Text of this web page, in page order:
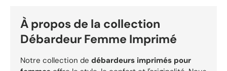
À propos de la collection
Débardeur Femme Imprimé
Notre collection de débardeurs imprimés pour